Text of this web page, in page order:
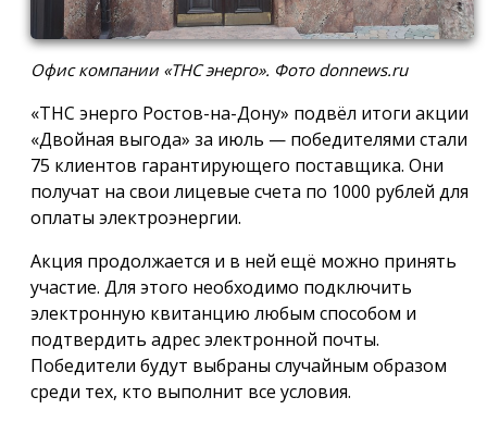
Офис компании «ТНС энерго». Фото donnews.ru
«ТНС энерго Ростов-на-Дону» подвёл итоги акции
«Двойная выгода» за июль — победителями стали
75 клиентов гарантирующего поставщика. Они
получат на свои лицевые счета по 1000 рублей для
оплаты электроэнергии.
Акция продолжается и в ней ещё можно принять
участие. Для этого необходимо подключить
электронную квитанцию любым способом и
подтвердить адрес электронной почты.
Победители будут выбраны случайным образом
среди тех, кто выполнит все условия.